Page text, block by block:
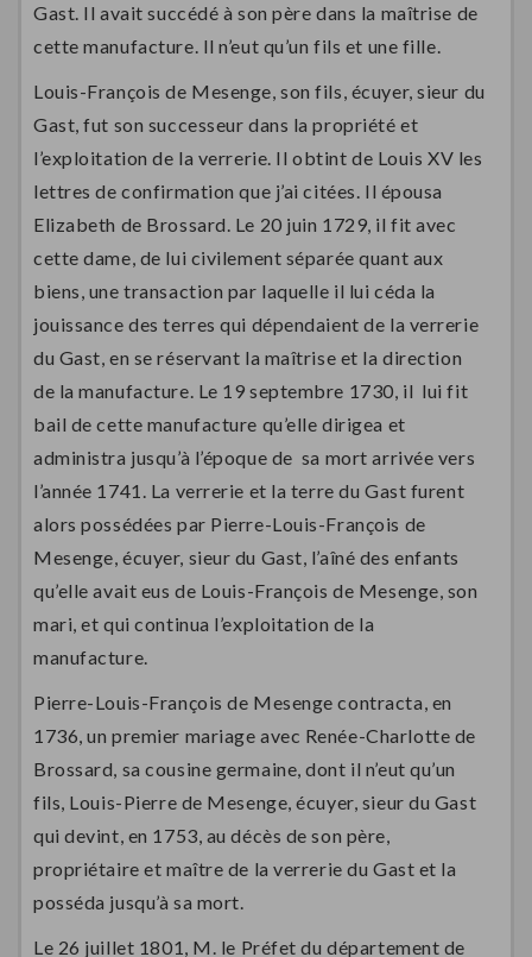
Gast. Il avait succédé à son père dans la maîtrise de
cette manufacture. Il n’eut qu’un fils et une fille.
Louis-François de Mesenge, son fils, écuyer, sieur du
Gast, fut son successeur dans la propriété et
l’exploitation de la verrerie. Il obtint de Louis XV les
lettres de confirmation que j’ai citées. Il épousa
Elizabeth de Brossard. Le 20 juin 1729, il fit avec
cette dame, de lui civilement séparée quant aux
biens, une transaction par laquelle il lui céda la
jouissance des terres qui dépendaient de la verrerie
du Gast, en se réservant la maîtrise et la direction
de la manufacture. Le 19 septembre 1730, il lui fit
bail de cette manufacture qu’elle dirigea et
administra jusqu’à l’époque de sa mort arrivée vers
l’année 1741. La verrerie et la terre du Gast furent
alors possédées par Pierre-Louis-François de
Mesenge, écuyer, sieur du Gast, l’aîné des enfants
qu’elle avait eus de Louis-François de Mesenge, son
mari, et qui continua l’exploitation de la
manufacture.
Pierre-Louis-François de Mesenge contracta, en
1736, un premier mariage avec Renée-Charlotte de
Brossard, sa cousine germaine, dont il n’eut qu’un
fils, Louis-Pierre de Mesenge, écuyer, sieur du Gast
qui devint, en 1753, au décès de son père,
propriétaire et maître de la verrerie du Gast et la
posséda jusqu’à sa mort.
Le 26 juillet 1801, M. le Préfet du département de